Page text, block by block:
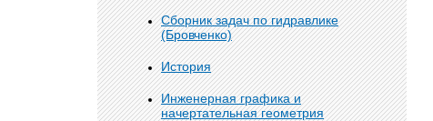
Сборник задач по гидравлике
(Бровченко)
История
Инженерная графика и
начертательная геометрия